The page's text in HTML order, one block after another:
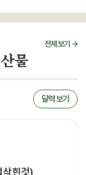
전체 보기 →
물
달력 보기
삭힌것)